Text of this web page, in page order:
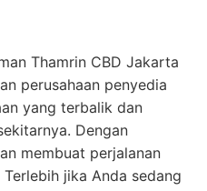
Thamrin CBD Jakarta
perusahaan penyedia
yang terbalik dan
Dengan
membuat perjalanan
Terlebih jika Anda sedang